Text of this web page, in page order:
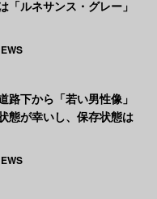
「ルネサンス・グレー」
路下から「若い男性像」
態が幸いし、保存状態は